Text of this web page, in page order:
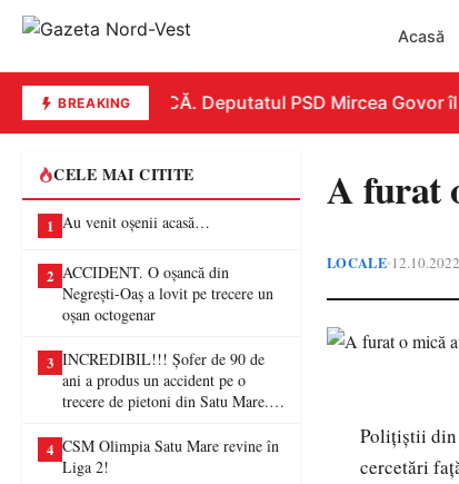
Acasă
BREAKINGREPLICĂ. Deputatul PSD Mircea Govor
CELE MAI CITITE
1 Au venit oșenii acasă…
2 ACCIDENT. O oșancă din
Negrești-Oaș a lovit pe trecere un
oșan octogenar
3 INCREDIBIL!!! Șofer de 90 de
ani a produs un accident pe o
trecere de pietoni din Satu Mare. O
4 CSM Olimpia Satu Mare revine în
Liga 2!
A furat
LOCALE•
Polițiștii din
cercetări